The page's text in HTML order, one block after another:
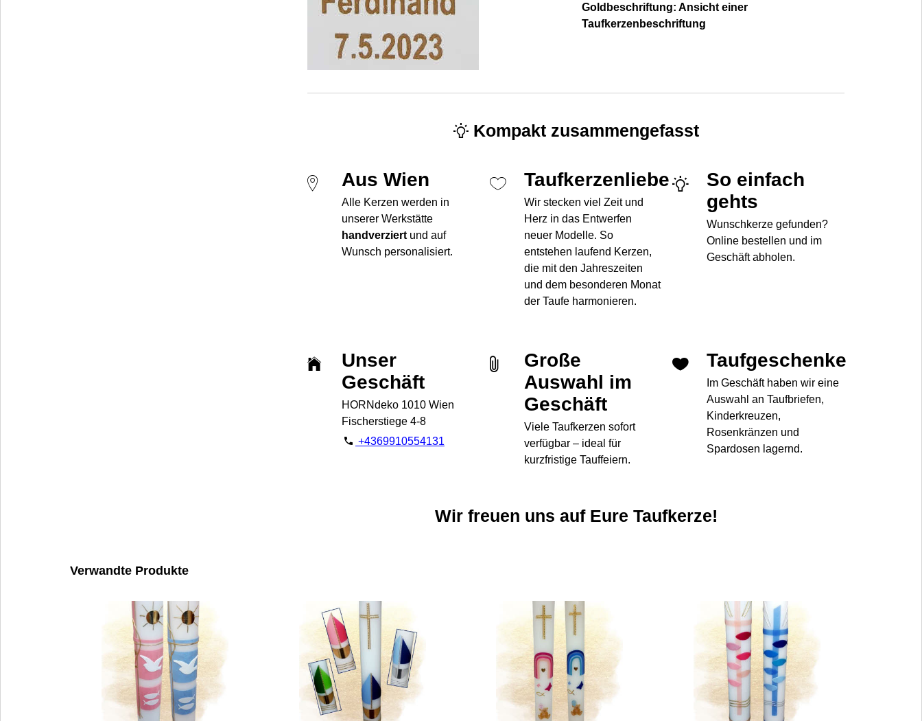
Goldbeschriftung: Ansicht einer
Taufkerzenbeschriftung
Kompakt zusammengefasst
Aus Wien
Alle Kerzen werden in
unserer Werkstätte
handverziertund auf
Wunsch personalisiert.
Taufkerzenliebe
Wir stecken viel Zeit und
Herz in das Entwerfen
neuer Modelle. So
entstehen laufend Kerzen,
die mit den Jahreszeiten
und dem besonderen Monat
der Taufe harmonieren.
So einfach
gehts
Wunschkerze gefunden?
Online bestellen und im
Geschäft abholen.
Unser
Geschäft
HORNdeko 1010 Wien
Fischerstiege 4-8
+4369910554131
Große
Auswahl im
Geschäft
Viele Taufkerzen sofort
verfügbar – ideal für
kurzfristige Tauffeiern.
Taufgeschenke
Im Geschäft haben wir eine
Auswahl an Taufbriefen,
Kinderkreuzen,
Rosenkränzen und
Spardosen lagernd.
Wir freuen uns auf Eure Taufkerze!
Verwandte Produkte